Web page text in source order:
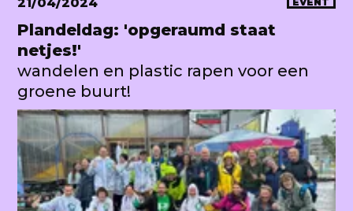
Plandeldag: 'opgeraumd staat
netjes!'
wandelen en plastic rapen voor een
groene buurt!